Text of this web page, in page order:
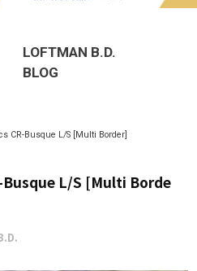
LOFTMAN B.D.
BLOG
CR-Busque L/S [Multi Border]
Busque L/S [Multi Borde